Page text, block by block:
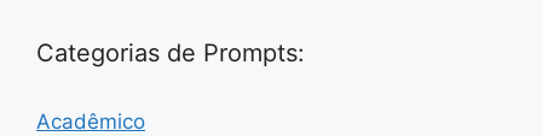
Categorias de Prompts:
Acadêmico